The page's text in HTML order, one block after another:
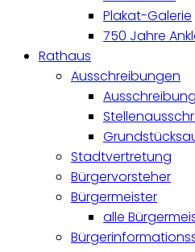
Plakat-Galerie
750 Jahre
Rathaus
Ausschreibungen
Stadtvertretung
Bürgervorsteher
Bürgermeister
alle